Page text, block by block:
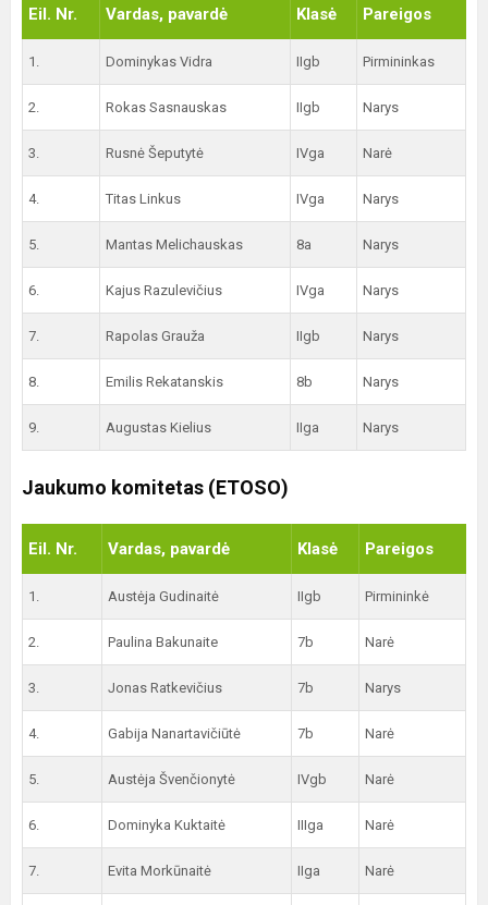
Eil. Nr. Vardas, pavardė Klasė Pareigos
1. Dominykas Vidra IIgb Pirmininkas
2. Rokas Sasnauskas IIgb Narys
3. Rusnė Šeputytė IVga Narė
4. Titas Linkus IVga Narys
5. Mantas Melichauskas 8a Narys
6. Kajus Razulevičius IVga Narys
7. Rapolas Grauža IIgb Narys
8. Emilis Rekatanskis 8b Narys
9. Augustas Kielius IIga Narys
Jaukumo komitetas (ETOSO)
Eil. Nr. Vardas, pavardė Klasė Pareigos
1. Austėja Gudinaitė IIgb Pirmininkė
2. Paulina Bakunaite 7b Narė
3. Jonas Ratkevičius 7b Narys
4. Gabija Nanartavičiūtė 7b Narė
5. Austėja Švenčionytė IVgb Narė
6. Dominyka Kuktaitė IIIga Narė
7. Evita Morkūnaitė IIga Narė